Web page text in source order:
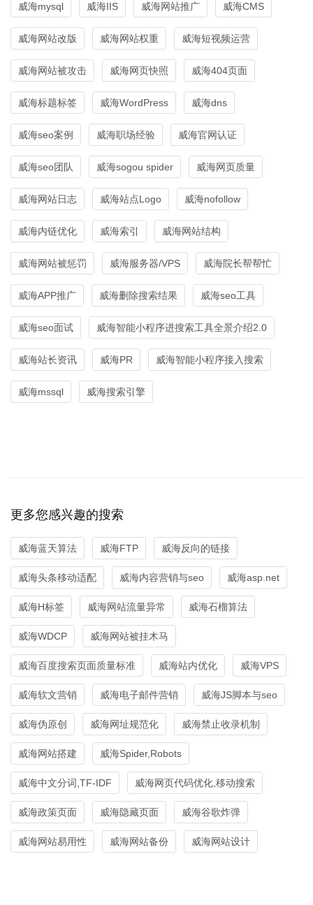
威海mysql 威海IIS 威海网站推广 威海CMS
威海网站改版 威海网站权重 威海短视频运营
威海网站被攻击 威海网页快照 威海404页面
威海标题标签 威海WordPress 威海dns
威海seo案例 威海职场经验 威海官网认证
威海seo团队 威海sogou spider 威海网页质量
威海网站日志 威海站点Logo 威海nofollow
威海内链优化 威海索引 威海网站结构
威海网站被惩罚 威海服务器/VPS 威海院长帮帮忙
威海APP推广 威海删除搜索结果 威海seo工具
威海seo面试 威海智能小程序进搜索工具全景介绍2.0
威海站长资讯 威海PR 威海智能小程序接入搜索
威海mssql 威海搜索引擎
更多您感兴趣的搜索
威海蓝天算法 威海FTP 威海反向的链接
威海头条移动适配 威海内容营销与seo 威海asp.net
威海H标签 威海网站流量异常 威海石榴算法
威海WDCP 威海网站被挂木马
威海百度搜索页面质量标准 威海站内优化 威海VPS
威海软文营销 威海电子邮件营销 威海JS脚本与seo
威海伪原创 威海网址规范化 威海禁止收录机制
威海网站搭建 威海Spider,Robots
威海中文分词,TF-IDF 威海网页代码优化,移动搜索
威海政策页面 威海隐藏页面 威海谷歌炸弹
威海网站易用性 威海网站备份 威海网站设计